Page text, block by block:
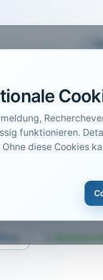
funktionieren.
Ohne diese Cookies